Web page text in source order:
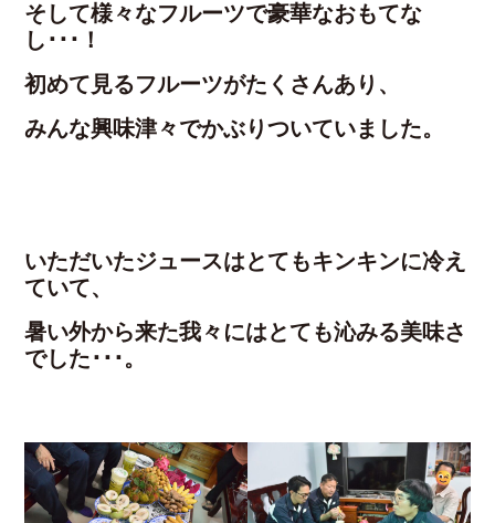
そして様々なフルーツで豪華なおもてな
し･･･！
初めて見るフルーツがたくさんあり、
みんな興味津々でかぶりついていました。
いただいたジュースはとてもキンキンに冷え
ていて、
暑い外から来た我々にはとても沁みる美味さ
でした･･･。